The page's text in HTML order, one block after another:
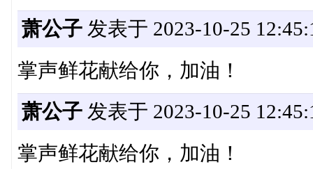
萧公子发表于 2023-10-25
掌声鲜花献给你，加油！
萧公子发表于 2023-10-25
掌声鲜花献给你，加油！